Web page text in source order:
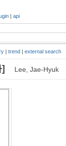
| api
| trend | external search
] Lee, Jae-Hyuk